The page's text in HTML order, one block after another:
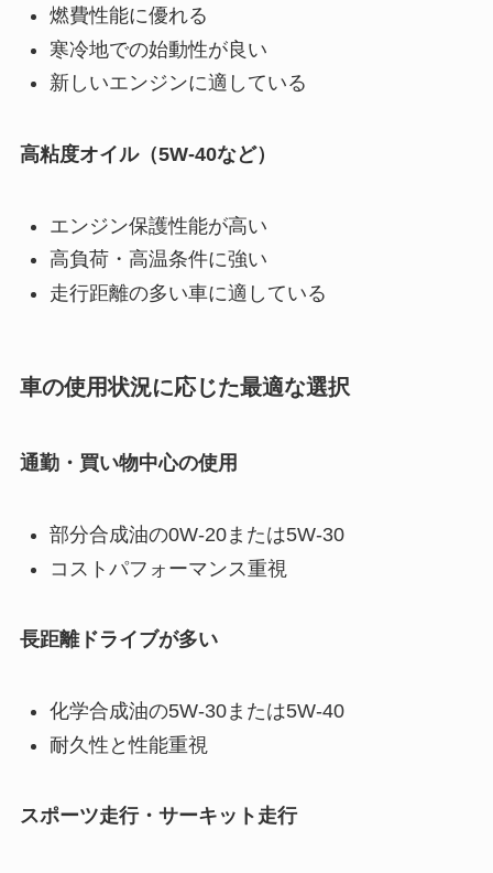
燃費性能に優れる
寒冷地での始動性が良い
新しいエンジンに適している
高粘度オイル（5W-40など）
エンジン保護性能が高い
高負荷・高温条件に強い
走行距離の多い車に適している
車の使用状況に応じた最適な選択
通勤・買い物中心の使用
部分合成油の0W-20または5W-30
コストパフォーマンス重視
長距離ドライブが多い
化学合成油の5W-30または5W-40
耐久性と性能重視
スポーツ走行・サーキット走行